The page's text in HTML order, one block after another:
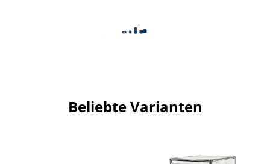
BadezimmerBeliebte Varianten